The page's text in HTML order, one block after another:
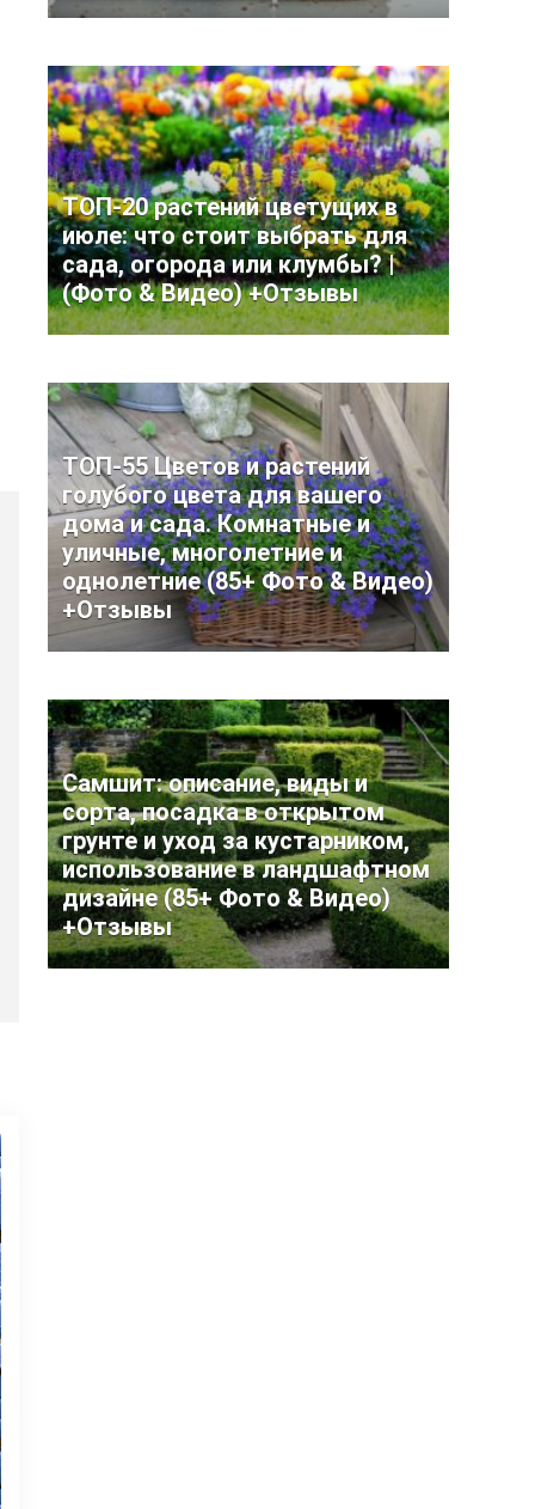
ТОП-20 растений цветущих в
июле: что стоит выбрать для
сада, огорода или клумбы? |
(Фото & Видео) +Отзывы
ТОП-55 Цветов и растений
голубого цвета для вашего
дома и сада. Комнатные и
уличные, многолетние и
однолетние (85+ Фото & Видео)
+Отзывы
Самшит: описание, виды и
сорта, посадка в открытом
грунте и уход за кустарником,
использование в ландшафтном
дизайне (85+ Фото & Видео)
+Отзывы